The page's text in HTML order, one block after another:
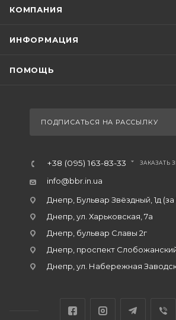
КОМПАНИЯ
ИНФОРМАЦИЯ
ПОМОЩЬ
ПОДПИСАТЬСЯ НА РАССЫЛКУ
+38 (095) 163-83-33 ЗАКАЗАТЬ
info@bbr.in.ua
Днепр, Бульвар Звёздный, 1д (за
Днепр, ул. Харьковская, 7а
Днепр, бульвар Славы 2г
Днепр, проспект
Днепр, ул. Набережная